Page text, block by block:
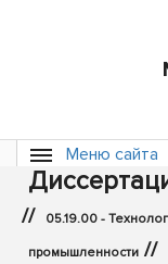
Меню сайта
// 05.19.00 -
промышленности //